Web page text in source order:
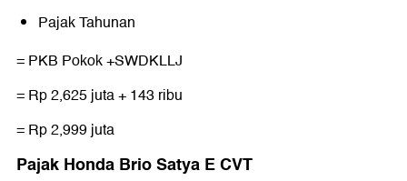
Pajak Tahunan
= PKB Pokok +SWDKLLJ
= Rp 2,625 juta + 143 ribu
= Rp 2,999 juta
Pajak Honda Brio Satya E CVT